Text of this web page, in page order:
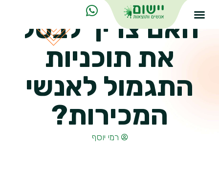
האם צריך לבטל
את תוכניות
התגמול לאנשי
המכירות?
רמי יוסף